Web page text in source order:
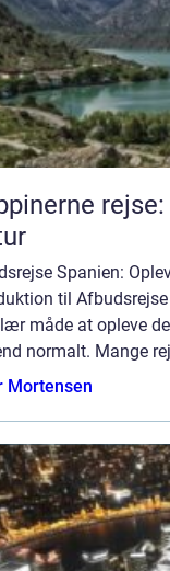
Spanien:
til
måde at opleve
normalt. Mange
Mortensen